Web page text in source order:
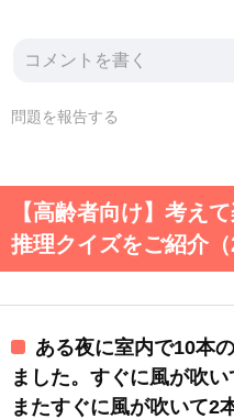
問題を報告する
【高齢者向け】考え
推理クイズをご紹介（
ある夜に室内で10本
ました。すぐに風が吹い
またすぐに風が吹いて2